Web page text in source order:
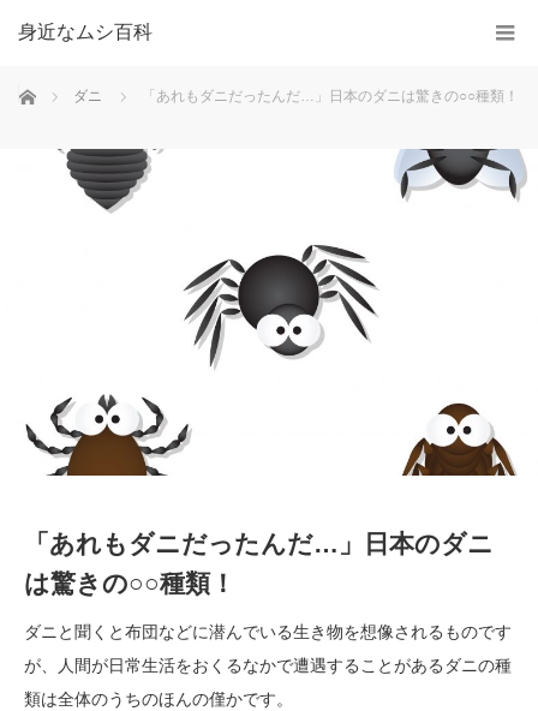
身近なムシ百科
ホーム ダニ 「あれもダニだったんだ…」日本のダニは驚きの○○種類！
「あれもダニだったんだ…」日本のダニ
は驚きの○○種類！
ダニと聞くと布団などに潜んでいる生き物を想像されるものです
が、人間が日常生活をおくるなかで遭遇することがあるダニの種
類は全体のうちのほんの僅かです。